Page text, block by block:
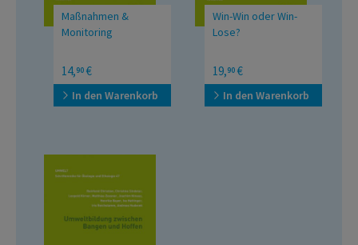
Maßnahmen &
Monitoring
Rücksicht auf Natur und
Biodiversität bei der
Energiewende
14,90 €
In den Warenkorb
Win-Win oder Win-
Lose?
Biodiversität und
Energiewende in
Österreich
19,90 €
In den Warenkorb